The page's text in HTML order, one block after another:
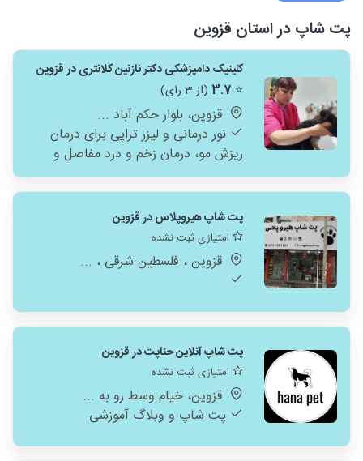
پت شاپ در استان قزوین
کلینیک دامپزشکی دکتر نازنین کلانتری در قزوین
⭐
3.7 (از 3 رای)
قزوین، بلوار حکم آباد ...
نور درمانی و لیزر تراپی برای درمان
ریزش مو، درمان زخم و درد مفاصل و
استخوان
پت شاپ هیروپلاس در قزوین
امتیازی ثبت نشده
قزوین ، فلسطین شرقی ، ...
پت شاپ آنلاین حناپت در قزوین
امتیازی ثبت نشده
قزوین، خیام وسط رو به ...
پت شاپ و وبلاگ آموزشی